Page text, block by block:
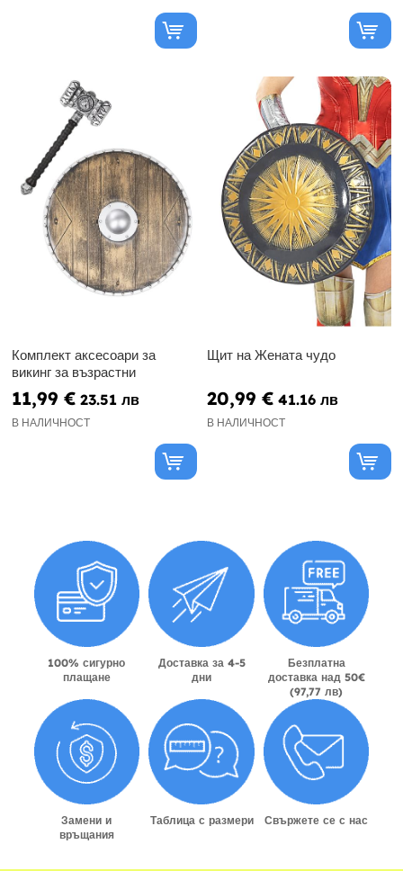
Комплект аксесоари за
викинг за възрастни
11,99 € 23.51 лв
В НАЛИЧНОСТ
Щит на Жената чудо
20,99 € 41.16 лв
В НАЛИЧНОСТ
100% сигурно
плащане
Доставка за 4-5
дни
Безплатна
доставка над 50€
(97,77 лв)
Замени и
връщания
Таблица с размери Свържете се с нас